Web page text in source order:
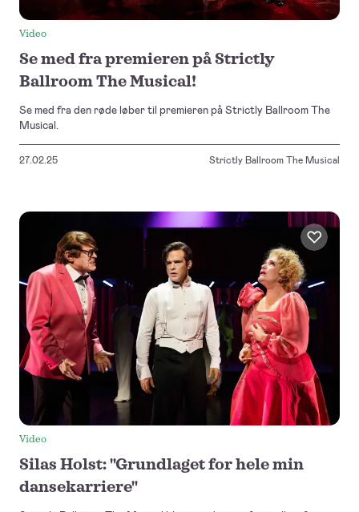
Video
Se med fra premieren på Strictly
Ballroom The Musical!
Se med fra den røde løber til premieren på Strictly Ballroom The
Musical.
27.02.25 Strictly Ballroom The Musical
Video
Silas Holst: "Grundlaget for hele min
dansekarriere"